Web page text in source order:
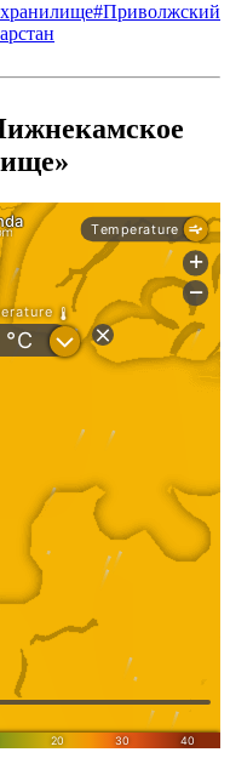
#Приволжский